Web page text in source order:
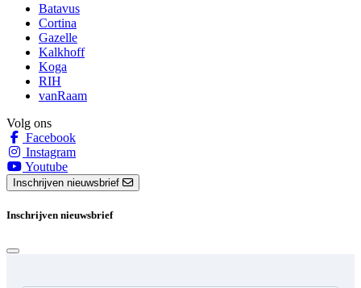
Batavus
Cortina
Gazelle
Kalkhoff
Koga
RIH
vanRaam
Volg ons
Facebook
Instagram
Youtube
Inschrijven nieuwsbrief
Inschrijven nieuwsbrief